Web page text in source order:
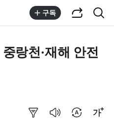
구독
랑천·재해 안전